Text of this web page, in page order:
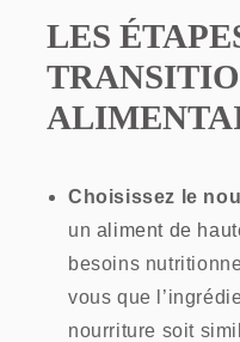
LES
Choisissez le
un aliment de
besoins
vous que
nourriture soit